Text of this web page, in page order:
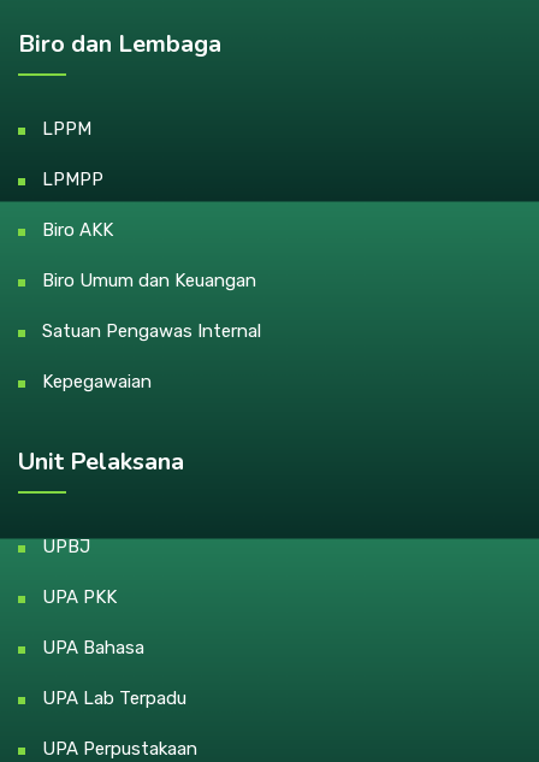
Biro dan Lembaga
LPPM
LPMPP
Biro AKK
Biro Umum dan Keuangan
Satuan Pengawas Internal
Kepegawaian
Unit Pelaksana
UPBJ
UPA PKK
UPA Bahasa
UPA Lab Terpadu
UPA Perpustakaan